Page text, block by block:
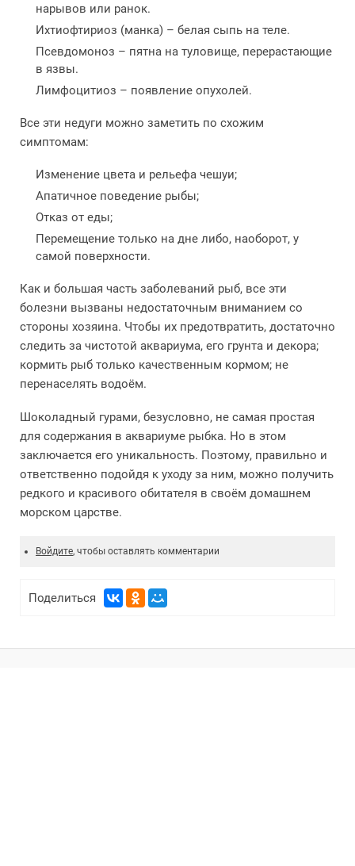
нарывов или ранок.
Ихтиофтириоз (манка) – белая сыпь на теле.
Псевдомоноз – пятна на туловище, перерастающие
в язвы.
Лимфоцитиоз – появление опухолей.
Все эти недуги можно заметить по схожим
симптомам:
Изменение цвета и рельефа чешуи;
Апатичное поведение рыбы;
Отказ от еды;
Перемещение только на дне либо, наоборот, у
самой поверхности.
Как и большая часть заболеваний рыб, все эти
болезни вызваны недостаточным вниманием со
стороны хозяина. Чтобы их предотвратить, достаточно
следить за чистотой аквариума, его грунта и декора;
кормить рыб только качественным кормом; не
перенаселять водоём.
Шоколадный гурами, безусловно, не самая простая
для содержания в аквариуме рыбка. Но в этом
заключается его уникальность. Поэтому, правильно и
ответственно подойдя к уходу за ним, можно получить
редкого и красивого обитателя в своём домашнем
морском царстве.
Войдите, чтобы оставлять комментарии
Поделиться